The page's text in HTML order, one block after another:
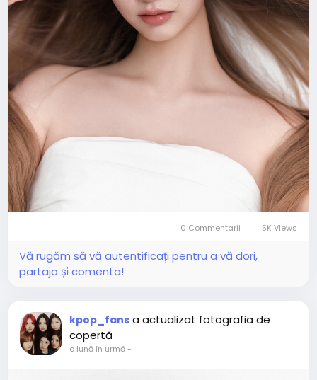
0 Commentarii 5K Views
Vă rugăm să vă autentificați pentru a vă dori,
partaja și comenta!
kpop_fans a actualizat fotografia de
copertă
o lună în urmă-